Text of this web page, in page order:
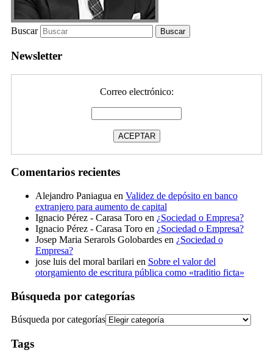
Buscar
Newsletter
Correo electrónico:
Comentarios recientes
Alejandro Paniagua en Validez de depósito en banco
extranjero para aumento de capital
Ignacio Pérez - Carasa Toroen ¿Sociedad o Empresa?
Ignacio Pérez - Carasa Toroen ¿Sociedad o Empresa?
Josep Maria Serarols Golobardesen ¿Sociedad o
Empresa?
jose luis del moral barilari en Sobre el valor del
otorgamiento de escritura pública como «traditio ficta»
Búsqueda por categorías
Búsqueda por categorías
Tags